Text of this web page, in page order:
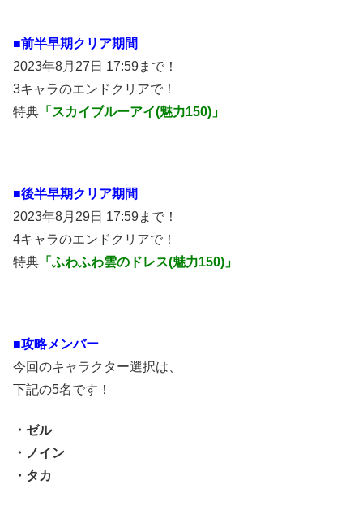
■前半早期クリア期間
2023年8月27日 17:59まで！
3キャラのエンドクリアで！
特典 「スカイブルーアイ(魅力150)」
■後半早期クリア期間
2023年8月29日 17:59まで！
4キャラのエンドクリアで！
特典 「ふわふわ雲のドレス(魅力150)」
■攻略メンバー
今回のキャラクター選択は、
下記の5名です！
・ゼル
・ノイン
・タカ